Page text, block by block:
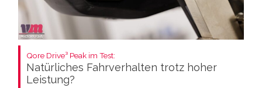
Qore Drive³ Peak im Test:
Natürliches Fahrverhalten trotz hoher
Leistung?